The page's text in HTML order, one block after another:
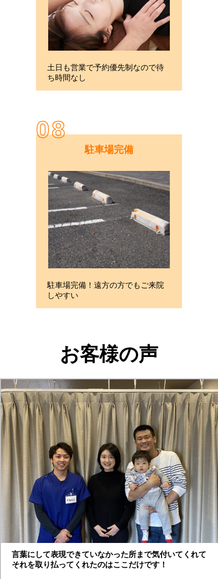
土日も営業で予約優先制なので待
ち時間なし
08
駐車場完備
駐車場完備！遠方の方でもご来院
しやすい
お客様の声
言葉にして表現できていなかった所まで気付いてくれて
それを取り払ってくれたのはここだけです！